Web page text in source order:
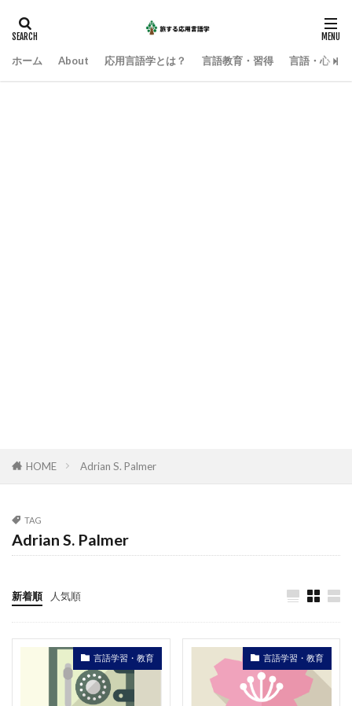
ホーム About 応用言語学とは？ 言語教育・習得 言語・心・
HOME Adrian S. Palmer
TAG
Adrian S. Palmer
新着順 人気順
言語学習・教育 言語学習・教育